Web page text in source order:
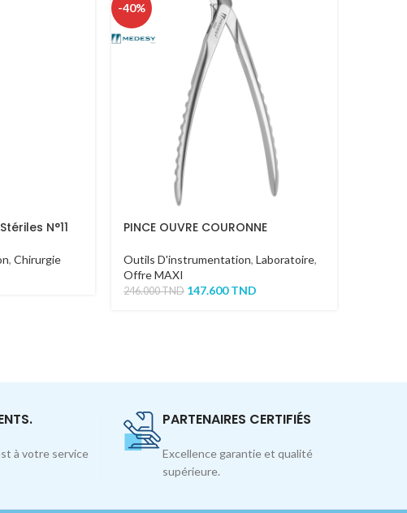
N°11
, Chirurgie
-40%
PINCE OUVRE COURONNE
Outils D'instrumentation, Laboratoire,
Offre MAXI
246.000TND 147.600TND
à votre service
PARTENAIRES CERTIFIÉS
Excellence garantie et qualité
supérieure.